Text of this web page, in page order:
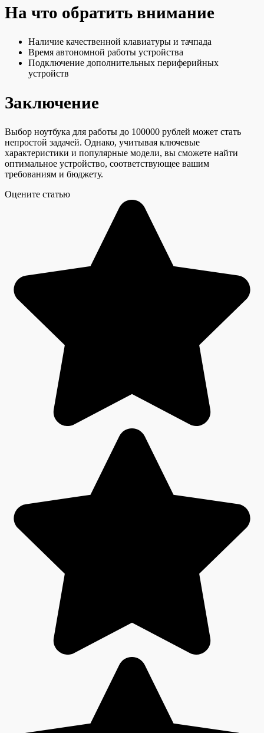
На что обратить внимание
Наличие качественной клавиатуры и тачпада
Время автономной работы устройства
Подключение дополнительных периферийных
устройств
Заключение
Выбор ноутбука для работы до 100000 рублей может стать
непростой задачей. Однако, учитывая ключевые
характеристики и популярные модели, вы сможете найти
оптимальное устройство, соответствующее вашим
требованиям и бюджету.
Оцените статью